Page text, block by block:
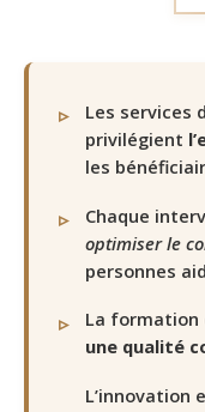
Les services
privilégient
les
Chaque
optimiser le
personnes
La formation
une qualité
L’innovation